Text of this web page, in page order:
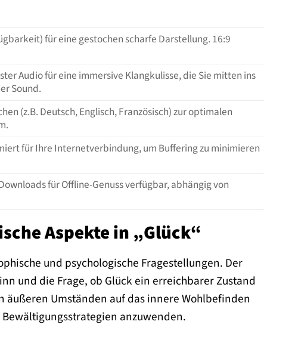
für eine gestochen scharfe Darstellung. 16:9
Audio für eine immersive Klangkulisse, die Sie mitten ins
Sound.
(z.B. Deutsch, Englisch, Französisch) zur optimalen
für Ihre Internetverbindung, um Buffering zu minimieren
für Offline-Genuss verfügbar, abhängig von
Aspekte in „Glück“
und psychologische Fragestellungen. Der
und die Frage, ob Glück ein erreichbarer Zustand
Umständen auf das innere Wohlbefinden
anzuwenden.